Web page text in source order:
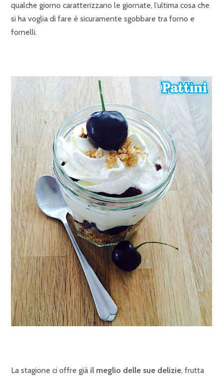
qualche giorno caratterizzano le giornate, l’ultima cosa che
si ha voglia di fare è sicuramente sgobbare tra forno e
fornelli.
La stagione ci offre già il meglio delle sue delizie, frutta